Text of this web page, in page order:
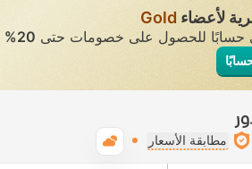
لأعضاء Gold
حسابًا للحصول على خصومات حتى 20%
مطابقة الأسعار